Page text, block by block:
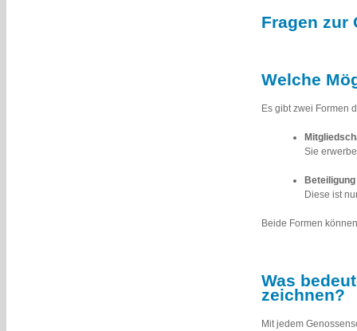
Fragen zur
Welche
Es gibt zwei Formen
Sie
Diese ist
Beide Formen
Was
zeichnen?
Mit jedem